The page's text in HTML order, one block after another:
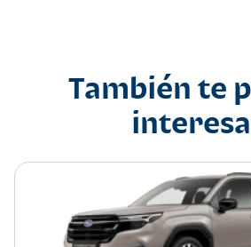
También te